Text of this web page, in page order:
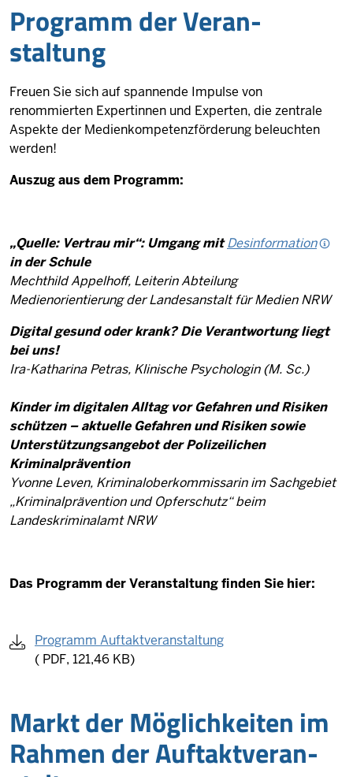
Programm der Ver­an­
staltung
Freuen Sie sich auf spannende Impulse von
renommierten Expertinnen und Experten, die zentrale
Aspekte der Medienkompetenzförderung beleuchten
werden!
Auszug aus dem Programm:
„Quelle: Vertrau mir“: Umgang mitDesinformation
in der Schule
Mechthild Appelhoff, Leiterin Abteilung
Medienorientierung der Landesanstalt für Medien NRW
Digital gesund oder krank? Die Verantwortung liegt
bei uns!
Ira-Katharina Petras, Klinische Psychologin (M. Sc.)
Kinder im digitalen Alltag vor Gefahren und Risiken
schützen – aktuelle Gefahren und Risiken sowie
Unterstützungsangebot der Polizeilichen
Kriminalprävention
Yvonne Leven, Kriminaloberkommissarin im Sachgebiet
„Kriminalprävention und Opferschutz“ beim
Landeskriminalamt NRW
Das Programm der Veranstaltung finden Sie hier:
Programm Auftaktveranstaltung
( PDF, 121,46 KB)
Markt der Mög­lich­keiten im
Rahmen der Auf­takt­ver­an­